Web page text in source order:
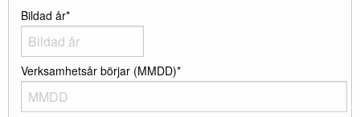
Bildad år*
Verksamhetsår börjar (MMDD)*